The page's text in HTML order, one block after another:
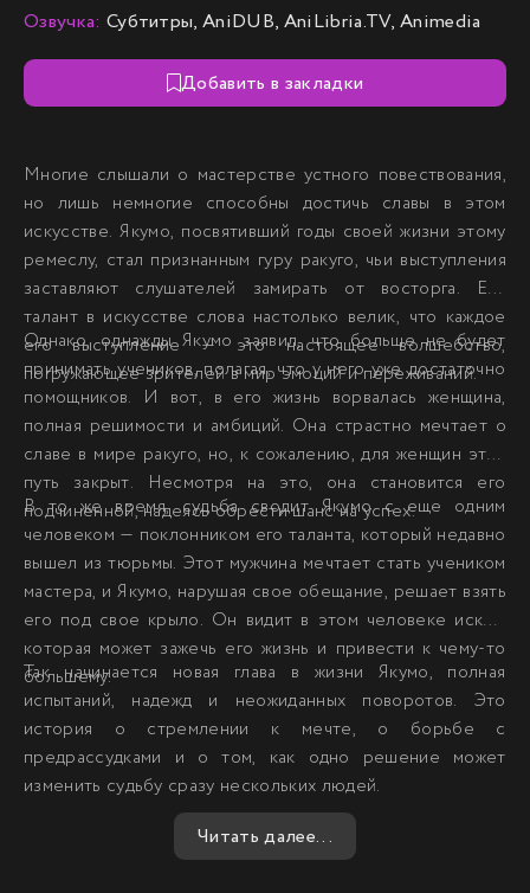
Озвучка: Субтитры, AniDUB, AniLibria.TV, Animedia
Добавить в закладки
Многие слышали о мастерстве устного повествования,
но лишь немногие способны достичь славы в этом
искусстве. Якумо, посвятивший годы своей жизни этому
ремеслу, стал признанным гуру ракуго, чьи выступления
заставляют слушателей замирать от восторга. Его
талант в искусстве слова настолько велик, что каждое
его выступление — это настоящее волшебство,
погружающее зрителей в мир эмоций и переживаний.
Однако, однажды Якумо заявил, что больше не будет
принимать учеников, полагая, что у него уже достаточно
помощников. И вот, в его жизнь ворвалась женщина,
полная решимости и амбиций. Она страстно мечтает о
славе в мире ракуго, но, к сожалению, для женщин этот
путь закрыт. Несмотря на это, она становится его
подчиненной, надеясь обрести шанс на успех.
В то же время, судьба сводит Якумо с еще одним
человеком — поклонником его таланта, который недавно
вышел из тюрьмы. Этот мужчина мечтает стать учеником
мастера, и Якумо, нарушая свое обещание, решает взять
его под свое крыло. Он видит в этом человеке искру,
которая может зажечь его жизнь и привести к чему-то
большему.
Так начинается новая глава в жизни Якумо, полная
испытаний, надежд и неожиданных поворотов. Это
история о стремлении к мечте, о борьбе с
предрассудками и о том, как одно решение может
изменить судьбу сразу нескольких людей.
Читать далее...